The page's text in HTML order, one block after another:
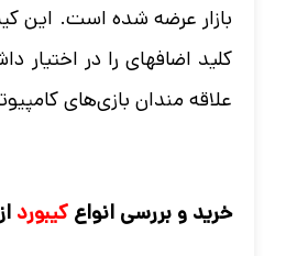
بازار عرضه شده است. این
علاقه مندان بازی‌های
خرید و بررسی انواع کیبورد